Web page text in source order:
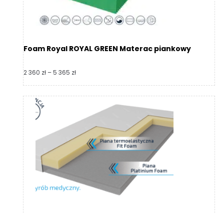
Foam Royal ROYAL GREEN Materac piankowy
2 360 zł –5 365 złZakres
do
365 zł